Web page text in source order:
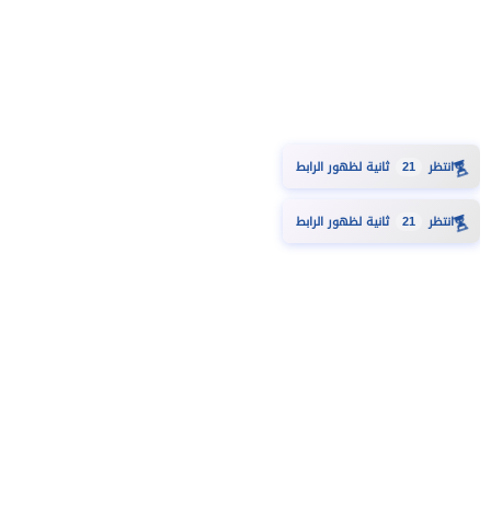
⏳انتظر 20 ثانية لظهور الرابط
⏳انتظر 20 ثانية لظهور الرابط